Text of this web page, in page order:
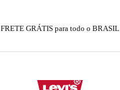
FRETE GRÁTIS para todo o BRASIL